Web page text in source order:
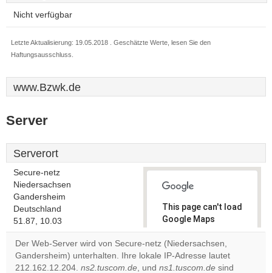
Nicht verfügbar
Letzte Aktualisierung: 19.05.2018 . Geschätzte Werte, lesen Sie den
Haftungsausschluss.
www.Bzwk.de
Server
Serverort
Secure-netz
Niedersachsen
Gandersheim
Deutschland
51.87, 10.03
This page can't load
Google Maps
correctly.
Do you
own this
OK
Der Web-Server wird von Secure-netz (Niedersachsen,
Gandersheim) unterhalten. Ihre lokale IP-Adresse lautet
212.162.12.204. ns2.tuscom.de, und ns1.tuscom.de sind